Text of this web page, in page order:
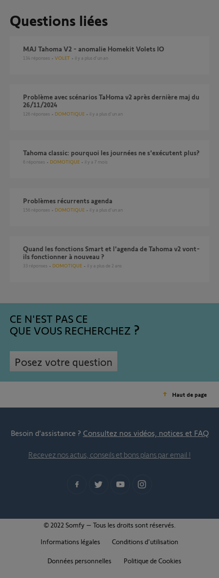
Questions liées
MAJ Tahoma V2 - anomalie Homekit Volets IO
134 réponses VOLET il y a plus d'un an
Problème avec scénarios TaHoma v2 après dernière maj du
26/11/2024
126 réponses DOMOTIQUE il y a plus d'un an
Tahoma classic: pourquoi les journées ne s'exécutent plus?
6 réponses DOMOTIQUE il y a 7 mois
Problèmes récurrents agenda
156 réponses DOMOTIQUE il y a plus d'un an
Quand les fonctions Smart et l'agenda de Tahoma v2 vont-
ils fonctionner à nouveau ?
33 réponses DOMOTIQUE il y a plus de 2 ans
CE N'EST PAS CE
QUE VOUS RECHERCHEZ
Posez votre question
Haut de page
Besoin d’assistance ? Consultez nos vidéos, notices et FAQ
Recevez nos actus, conseils et bons plans par email !
© 2022 Somfy – Tous les droits sont réservés.
Informations légales
Conditions d'utilisation
Données personnelles Politique de Cookies